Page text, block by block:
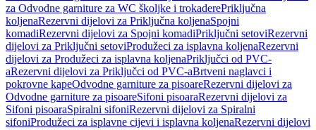
za Odvodne garniture za WC školjke i trokaderePriključna
koljenaRezervni dijelovi za Priključna koljenaSpojni
komadiRezervni dijelovi za Spojni komadiPriključni setoviRezervni
dijelovi za Priključni setoviProdužeci za isplavna koljenaRezervni
dijelovi za Produžeci za isplavna koljenaPriključci od PVC-
aRezervni dijelovi za Priključci od PVC-aBrtveni naglavci i
pokrovne kapeOdvodne garniture za pisoareRezervni dijelovi za
Odvodne garniture za pisoareSifoni pisoaraRezervni dijelovi za
Sifoni pisoaraSpiralni sifoniRezervni dijelovi za Spiralni
sifoniProdužeci za isplavne cijevi i isplavna koljenaRezervni dijelovi